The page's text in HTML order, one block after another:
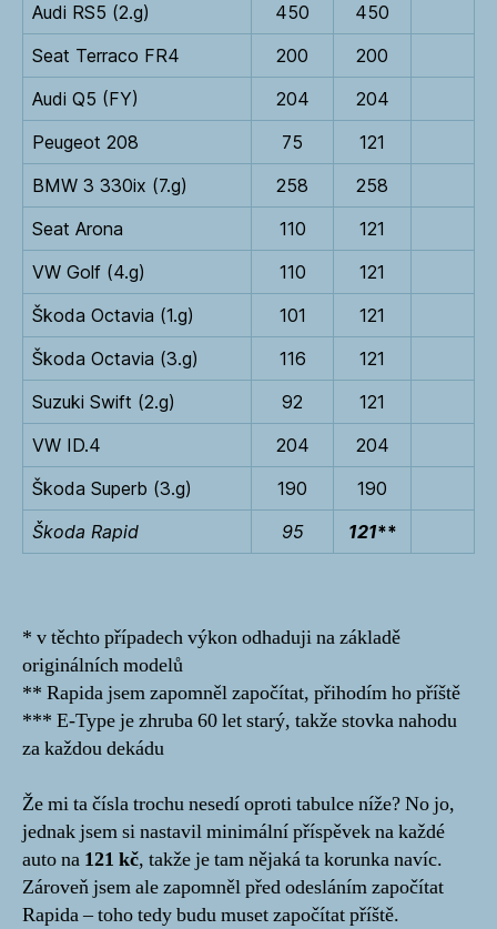
Audi RS5 (2.g)
450
450
Seat Terraco FR4
200
200
Audi Q5 (FY)
204
204
Peugeot 208
75
121
BMW 3 330ix (7.g)
258
258
Seat Arona
110
121
VW Golf (4.g)
110
121
Škoda Octavia (1.g)
101
121
Škoda Octavia (3.g)
116
121
Suzuki Swift (2.g)
92
121
VW ID.4
204
204
Škoda Superb (3.g)
190
190
Škoda Rapid
95 121**
* v těchto případech výkon odhaduji na základě
originálních modelů
** Rapida jsem zapomněl započítat, přihodím ho příště
*** E-Type je zhruba 60 let starý, takže stovka nahodu
za každou dekádu
Že mi ta čísla trochu nesedí oproti tabulce níže? No jo,
jednak jsem si nastavil minimální příspěvek na každé
auto na 121 kč, takže je tam nějaká ta korunka navíc.
Zároveň jsem ale zapomněl před odesláním započítat
Rapida – toho tedy budu muset započítat příště.